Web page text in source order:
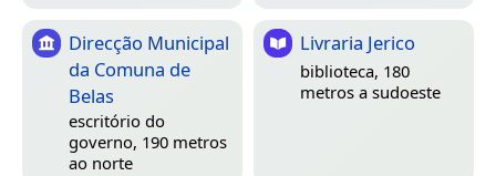
Direcção Municipal
da Comuna de
Belas
escritório do
governo, 190 metros
ao norte
Livraria Jerico
biblioteca, 180
metros a sudoeste